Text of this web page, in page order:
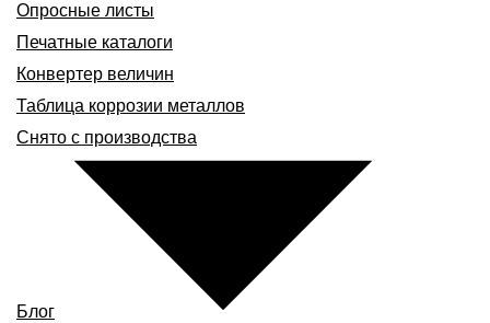
Опросные листы
Печатные каталоги
Конвертер величин
Таблица коррозии металлов
Снято с производства
Блог